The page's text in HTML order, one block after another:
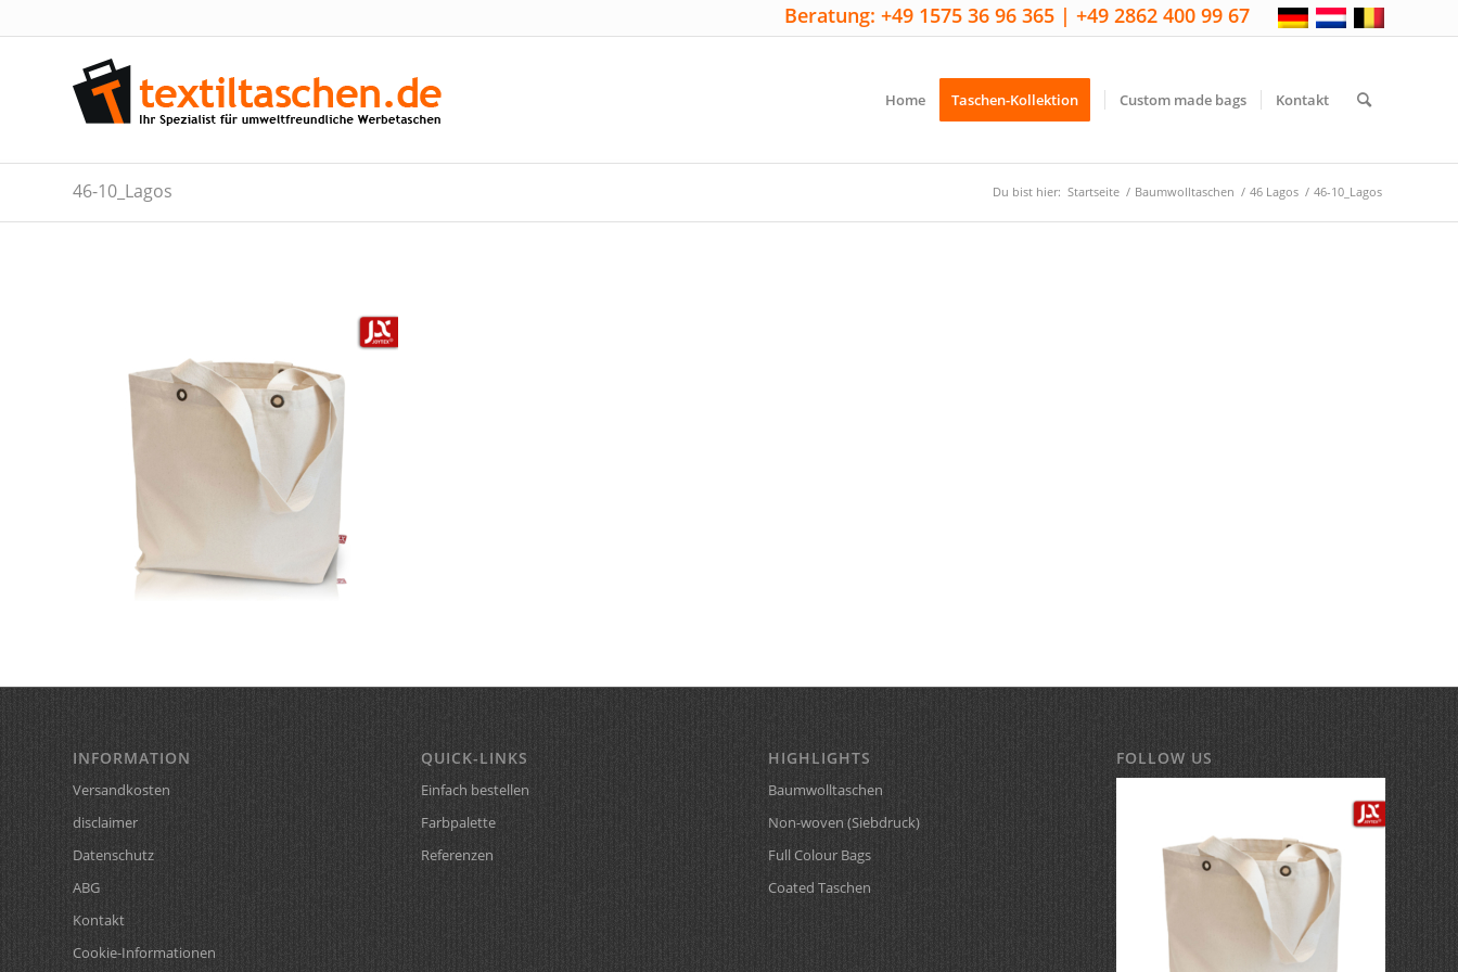
Beratung: +49 1575 36 96 365 | +49 2862 400 99 67
Home Taschen-Kollektion Custom made bags Kontakt
46-10_Lagos Du bist hier: Startseite / Baumwolltaschen / 46 Lagos / 46-10_Lagos
INFORMATION
Versandkosten
disclaimer
Datenschutz
ABG
Kontakt
Cookie-Informationen
QUICK-LINKS
Einfach bestellen
Farbpalette
Referenzen
HIGHLIGHTS
Baumwolltaschen
Non-woven (Siebdruck)
Full Colour Bags
Coated Taschen
FOLLOW US